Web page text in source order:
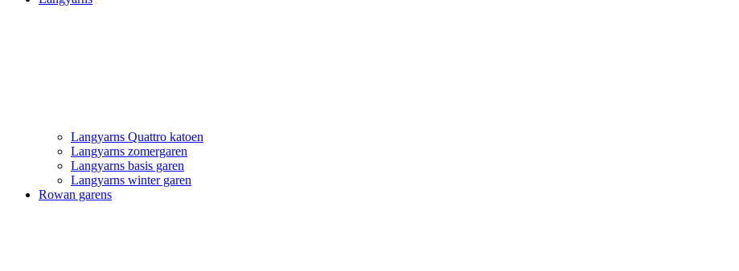
Langyarns Quattro katoen
Langyarns zomergaren
Langyarns basis garen
Langyarns winter garen
Rowan garens